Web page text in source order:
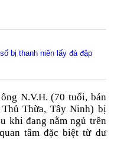
bị thanh niên lấy đá đập
N.V.H. (70 tuổi, bán
Thừa, Tây Ninh) bị
khi đang nằm ngủ trên
tâm đặc biệt từ dư